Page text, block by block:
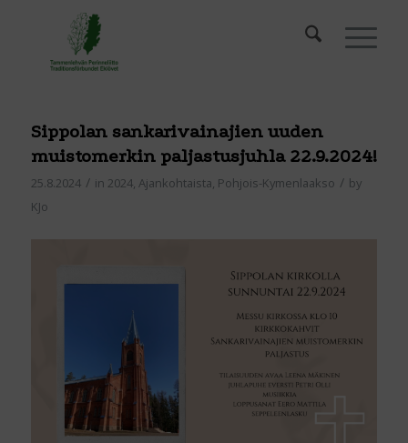
Sippolan sankarivainajien uuden
muistomerkin paljastusjuhla 22.9.2024!
25.8.2024 / in 2024, Ajankohtaista, Pohjois-Kymenlaakso / by
KJo